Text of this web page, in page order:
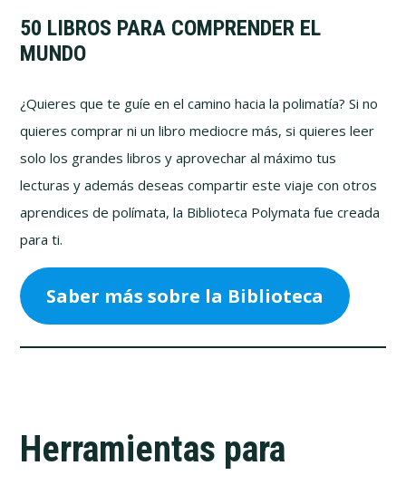
50 LIBROS PARA COMPRENDER EL
MUNDO
¿Quieres que te guíe en el camino hacia la polimatía? Si no
quieres comprar ni un libro mediocre más, si quieres leer
solo los grandes libros y aprovechar al máximo tus
lecturas y además deseas compartir este viaje con otros
aprendices de polímata, la Biblioteca Polymata fue creada
para ti.
Saber más sobre la Biblioteca
Herramientas para